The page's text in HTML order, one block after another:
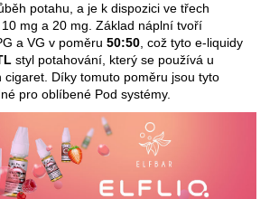
potahu, a je k dispozici ve třech
mg a 20 mg. Základ náplní tvoří
a VG v poměru 50:50 , což tyto e-liquidy
styl potahování, který se používá u
cigaret. Díky tomuto poměru jsou tyto
pro oblíbené Pod systémy.